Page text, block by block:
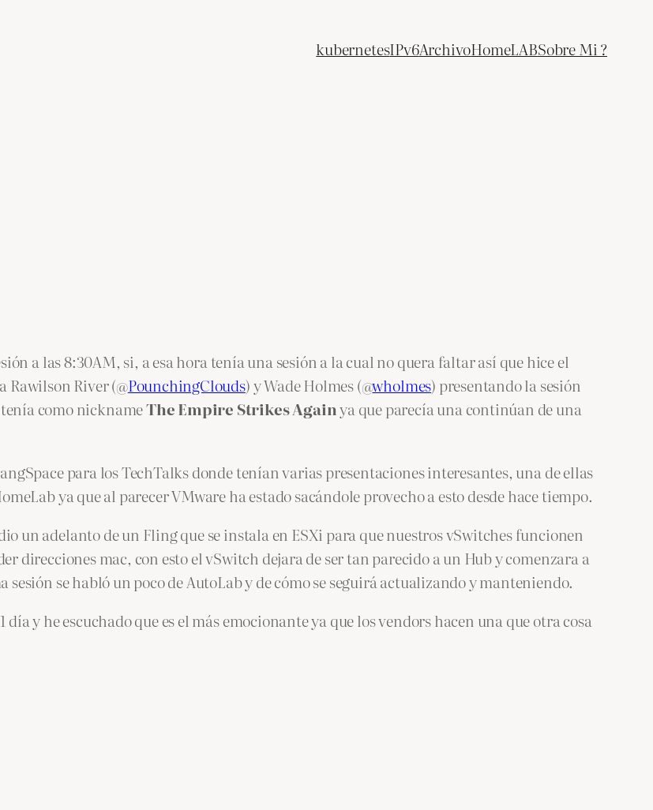
kubernetesIPv6ArchivoHomeLABSobre Mi ?
a las 8:30AM, si, a esa hora tenía una sesión a la cual no quera faltar así que hice el
Rawilson River (@PounchingClouds) y Wade Holmes (@wholmes) presentando la sesión
como nicknameThe Empire Strikes Againya que parecía una continúan de una
para los TechTalks donde tenían varias presentaciones interesantes, una de ellas
ya que al parecer VMware ha estado sacándole provecho a esto desde hace tiempo.
un adelanto de un Fling que se instala en ESXi para que nuestros vSwitches funcionen
direcciones mac, con esto el vSwitch dejara de ser tan parecido a un Hub y comenzara a
se habló un poco de AutoLab y de cómo se seguirá actualizando y manteniendo.
y he escuchado que es el más emocionante ya que los vendors hacen una que otra cosa